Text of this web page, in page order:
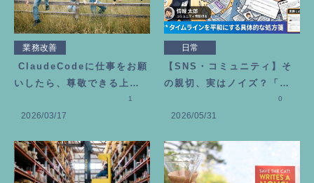
業務改善
ClaudeCodeに仕事をお願
いしたら、尊敬できる上司
2026/03/17
1
日常
【SNS・コミュニティ】そ
の親切、実はノイズ？「勘
違いギバー」にモヤモヤし
た時の処方箋
2026/05/31
0